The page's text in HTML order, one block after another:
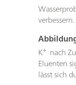
verbessern.
K+ nach
Eluenten
lässt sich